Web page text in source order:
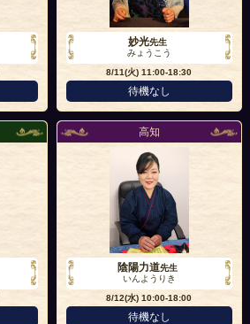
妙光先生
みょうこう
8/11(火)11:00-18:30
待機なし
高知
陰陽力道先生
いんようりき
8/12(水)10:00-18:00
待機なし